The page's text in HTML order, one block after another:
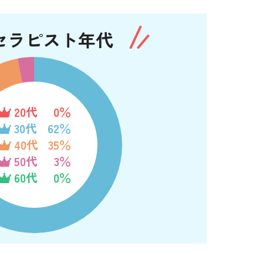
ラピスト年代
20代
0％
30代
62％
40代
35％
50代
3％
60代
0％